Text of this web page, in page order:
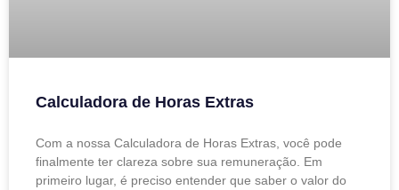
Calculadora de Horas Extras
Com a nossa Calculadora de Horas Extras, você pode
finalmente ter clareza sobre sua remuneração. Em
primeiro lugar, é preciso entender que saber o valor do